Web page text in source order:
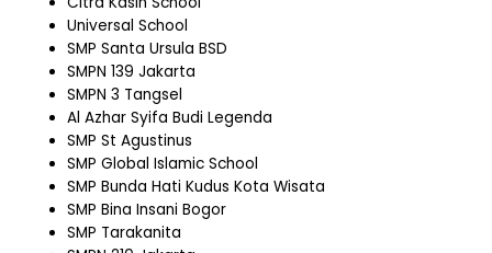
Universal School
SMP Santa Ursula BSD
SMPN 139 Jakarta
SMPN 3 Tangsel
Al Azhar Syifa Budi Legenda
SMP St Agustinus
SMP Global Islamic School
SMP Bunda Hati Kudus Kota Wisata
SMP Bina Insani Bogor
SMP Tarakanita